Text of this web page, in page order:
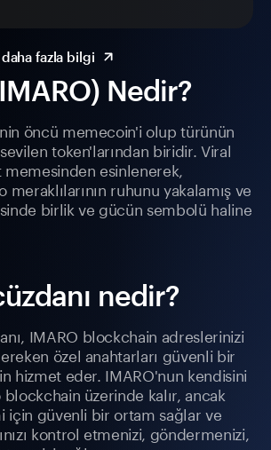
Nedir?
öncü memecoin'i olup türünün
token'larından biridir. Viral
esinlenerek,
ruhunu yakalamış ve
birlik ve gücün sembolü haline
nedir?
IMARO blockchain adreslerinizi
özel anahtarları güvenli bir
hizmet eder. IMARO'nun kendisini
üzerinde kalır, ancak
için güvenli bir ortam sağlar ve
kontrol etmenizi, göndermenizi,
daha fazla bilgi